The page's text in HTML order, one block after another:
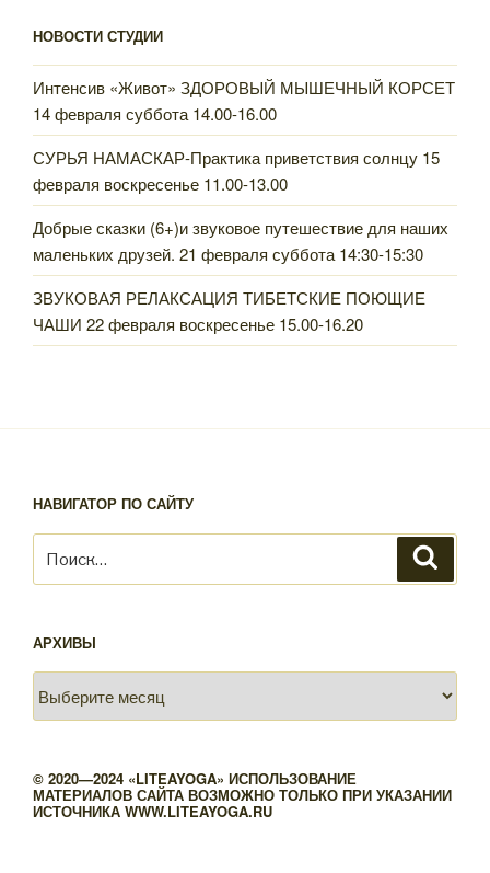
НОВОСТИ СТУДИИ
Интенсив «Живот» ЗДОРОВЫЙ МЫШЕЧНЫЙ КОРСЕТ
14 февраля суббота 14.00-16.00
СУРЬЯ НАМАСКАР-Практика приветствия солнцу 15
февраля воскресенье 11.00-13.00
Добрые сказки (6+)и звуковое путешествие для наших
маленьких друзей. 21 февраля суббота 14:30-15:30
ЗВУКОВАЯ РЕЛАКСАЦИЯ ТИБЕТСКИЕ ПОЮЩИЕ
ЧАШИ 22 февраля воскресенье 15.00-16.20
НАВИГАТОР ПО САЙТУ
АРХИВЫ
© 2020—2024 «LITEAYOGA» ИСПОЛЬЗОВАНИЕ
МАТЕРИАЛОВ САЙТА ВОЗМОЖНО ТОЛЬКО ПРИ УКАЗАНИИ
ИСТОЧНИКА WWW.LITEAYOGA.RU